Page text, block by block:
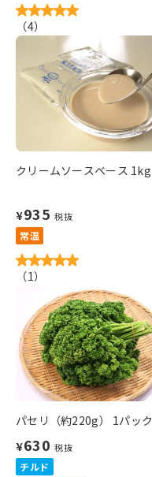
（4）
クリームソースベース 1kg
¥935 税抜
常温
（1）
パセリ（約220g） 1パック
¥630 税抜
チルド